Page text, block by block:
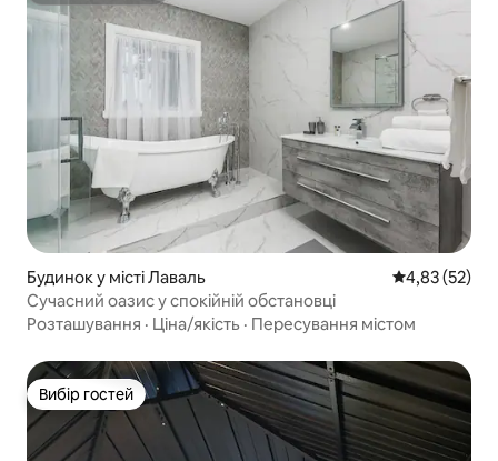
Будинок у місті Лаваль Середня
4,83 (52)
Сучасний оазис у спокійній обстановці
Розташування · Ціна/якість · Пересування містом
Вибір гостей
Вибір гостей